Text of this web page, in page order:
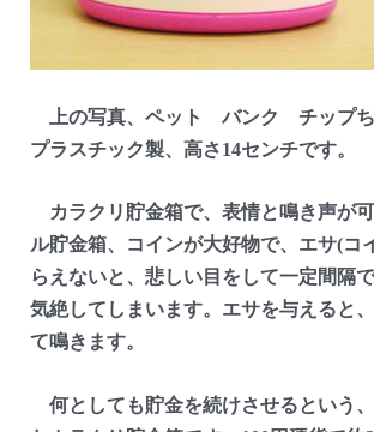
上の写真、ペット バンク チップち
プラスチック製、高さ14センチです。
カラクリ貯金箱で、表情と鳴き声が
ル貯金箱、コインが大好物で、エサ(コ
らえないと、悲しい目をして一定間隔
気絶してしまいます。エサを与えると
て鳴きます。
何としても貯金を続けさせるという